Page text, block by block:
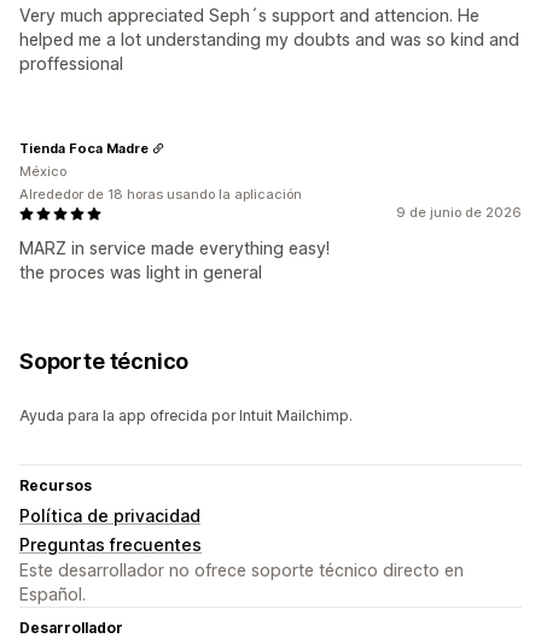
Very much appreciated Seph´s support and attencion. He
helped me a lot understanding my doubts and was so kind and
proffessional
9 de junio de 2026
MARZ in service made everything easy!
the proces was light in general
Tienda Foca Madre
México
Alrededor de 18 horas usando la aplicación
Soporte técnico
Ayuda para la app ofrecida por Intuit Mailchimp.
Recursos
Política de privacidad
Preguntas frecuentes
Este desarrollador no ofrece soporte técnico directo en
Español.
Desarrollador